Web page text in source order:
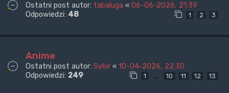
Ostatni post autor: tabaluga « 06-06-2026, 21:39
Odpowiedzi: 48 1 2 3
Anime
Ostatni post autor: Sybir « 10-04-2026, 22:30
Odpowiedzi: 249 1 … 10 11 12 13